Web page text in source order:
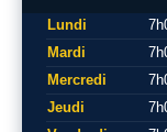
Lundi
Mardi
Mercredi
Jeudi